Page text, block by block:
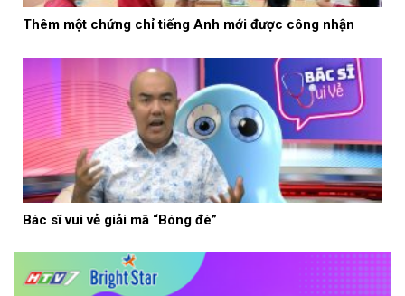
Thêm một chứng chỉ tiếng Anh mới được công nhận
Bác sĩ vui vẻ giải mã “Bóng đè”